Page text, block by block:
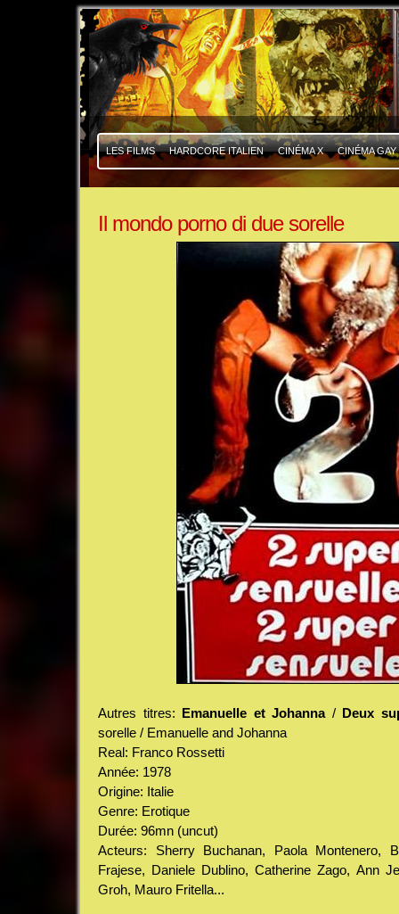
LES FILMS HARDCORE ITALIEN CINÉMA X CINÉMA GAY
Il mondo porno di due sorelle
Autres titres: Emanuelle et Johanna/ Deux
sorelle / Emanuelle and Johanna
Real: Franco Rossetti
Année: 1978
Origine: Italie
Genre: Erotique
Durée: 96mn (uncut)
Acteurs: Sherry Buchanan, Paola Montenero,
Frajese, Daniele Dublino, Catherine Zago, Ann
Groh, Mauro Fritella...